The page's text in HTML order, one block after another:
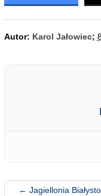
Autor: Karol Jałowiec;
← Jagiellonia